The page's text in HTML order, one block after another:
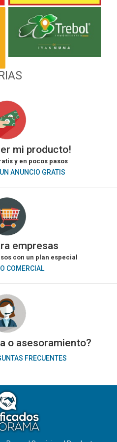
ZuvMBG2fmQGqKSkD/)
mi producto!
y en pocos pasos
UN ANUNCIO GRATIS
empresas
con un plan especial
COMERCIAL
o asesoramiento?
FRECUENTES